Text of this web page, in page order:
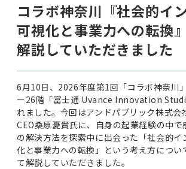
コラボ神奈川『社会的イ
可視化と事業力への転換
解説していただきました
6月10日、2026年度第1回「コラボ神奈川
ー26階「富士通 Uvance Innovation
れました。今回はアンドパブリック株式会
CEO桑原憂貴氏に、自身の起業経験の中
の解決方法を探索中に出会った「社会的イ
化と事業力への転換」という考え方につい
て解説していただきました。